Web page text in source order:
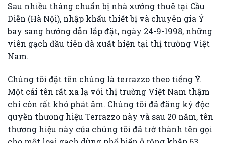
Sau nhiều tháng chuẩn bị nhà xưởng thuê tại Cầu
Diễn (Hà Nội), nhập khẩu thiết bị và chuyên gia Ý
bay sang hướng dẫn lắp đặt, ngày 24-9-1998, những
viên gạch đầu tiên đã xuất hiện tại thị trường Việt
Nam.
Chúng tôi đặt tên chúng là terrazzo theo tiếng Ý.
Một cái tên rất xa lạ với thị trường Việt Nam thậm
chí còn rất khó phát âm. Chúng tôi đã đăng ký độc
quyền thương hiệu Terrazzo này và sau 20 năm, tên
thương hiệu này của chúng tôi đã trở thành tên gọi